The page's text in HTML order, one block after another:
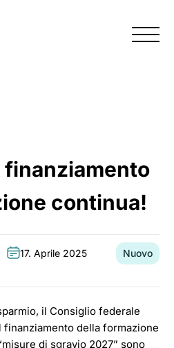
Menu
finanziamento
continua!
Data:
17. Aprile 2025
Categoria:
Nuovo
il Consiglio federale
della formazione
di sgravio 2027” sono